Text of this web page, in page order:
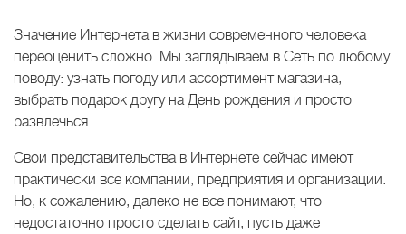
Значение Интернета в жизни современного человека
переоценить сложно. Мы заглядываем в Сеть по любому
поводу: узнать погоду или ассортимент магазина,
выбрать подарок другу на День рождения и просто
развлечься.
Свои представительства в Интернете сейчас имеют
практически все компании, предприятия и организации.
Но, к сожалению, далеко не все понимают, что
недостаточно просто сделать сайт, пусть даже